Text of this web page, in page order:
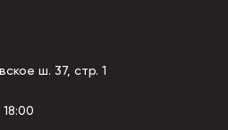
ш. 37, стр. 1